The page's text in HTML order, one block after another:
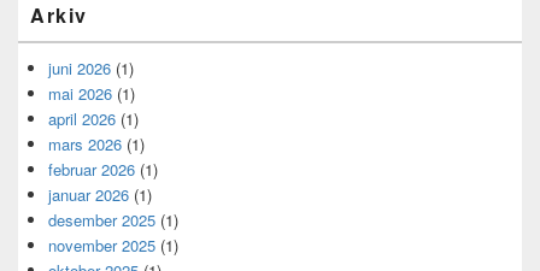
Arkiv
juni 2026 (1)
mai 2026 (1)
april 2026 (1)
mars 2026 (1)
februar 2026 (1)
januar 2026 (1)
desember 2025 (1)
november 2025 (1)